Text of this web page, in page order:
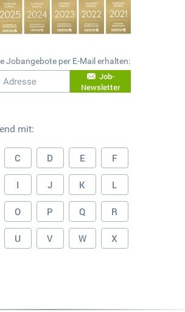
Jobangebote per E-Mail erhalten:
Job-
Newsletter
mit:
C D E F
I J K L
O P Q R
U V W X